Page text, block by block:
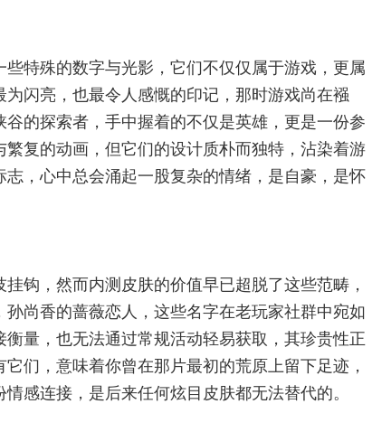
特殊的数字与光影，它们不仅仅属于游戏，更属
闪亮，也最令人感慨的印记，那时游戏尚在襁
的探索者，手中握着的不仅是英雄，更是一份参
复的动画，但它们的设计质朴而独特，沾染着游
，心中总会涌起一股复杂的情绪，是自豪，是怀
钩，然而内测皮肤的价值早已超脱了这些范畴，
尚香的蔷薇恋人，这些名字在老玩家社群中宛如
量，也无法通过常规活动轻易获取，其珍贵性正
们，意味着你曾在那片最初的荒原上留下足迹，
感连接，是后来任何炫目皮肤都无法替代的。